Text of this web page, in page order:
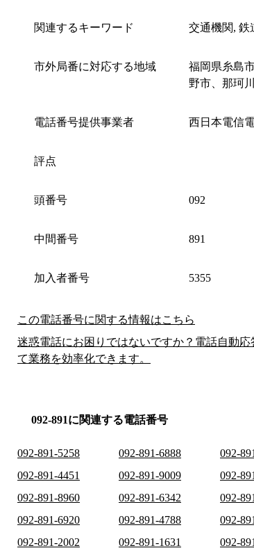
関連するキーワード 交通機関, 鉄
市外局番に対応する地域
福岡県糸島
野市、那珂
電話番号提供事業者 西日本電信
評点
頭番号 092
中間番号 891
加入者番号 5355
この電話番号に関する情報はこちら
迷惑電話にお困りではないですか？電話自動
て業務を効率化できます。
092-891に関連する電話番号
092-891-5258 092-891-6888 092-
092-891-4451
092-891-9009 092-
092-891-8960
092-891-6342 092-
092-891-6920
092-891-4788 092-
092-891-2002
092-891-1631 092-